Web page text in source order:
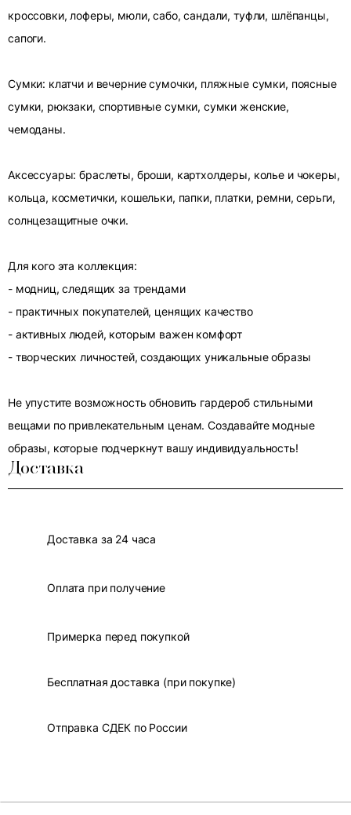
кроссовки, лоферы, мюли, сабо, сандали, туфли, шлёпанцы,
сапоги.
Сумки: клатчи и вечерние сумочки, пляжные сумки, поясные
сумки, рюкзаки, спортивные сумки, сумки женские,
чемоданы.
Аксессуары: браслеты, броши, картхолдеры, колье и чокеры,
кольца, косметички, кошельки, папки, платки, ремни, серьги,
солнцезащитные очки.
Для кого эта коллекция:
- модниц, следящих за трендами
- практичных покупателей, ценящих качество
- активных людей, которым важен комфорт
- творческих личностей, создающих уникальные образы
Не упустите возможность обновить гардероб стильными
вещами по привлекательным ценам. Создавайте модные
образы, которые подчеркнут вашу индивидуальность!
Доставка
Доставка за 24 часа
Оплата при получение
Примерка перед покупкой
Бесплатная доставка (при покупке)
Отправка СДЕК по России